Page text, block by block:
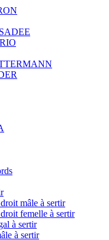
mâle à sertir
femelle à sertir
à sertir
à sertir